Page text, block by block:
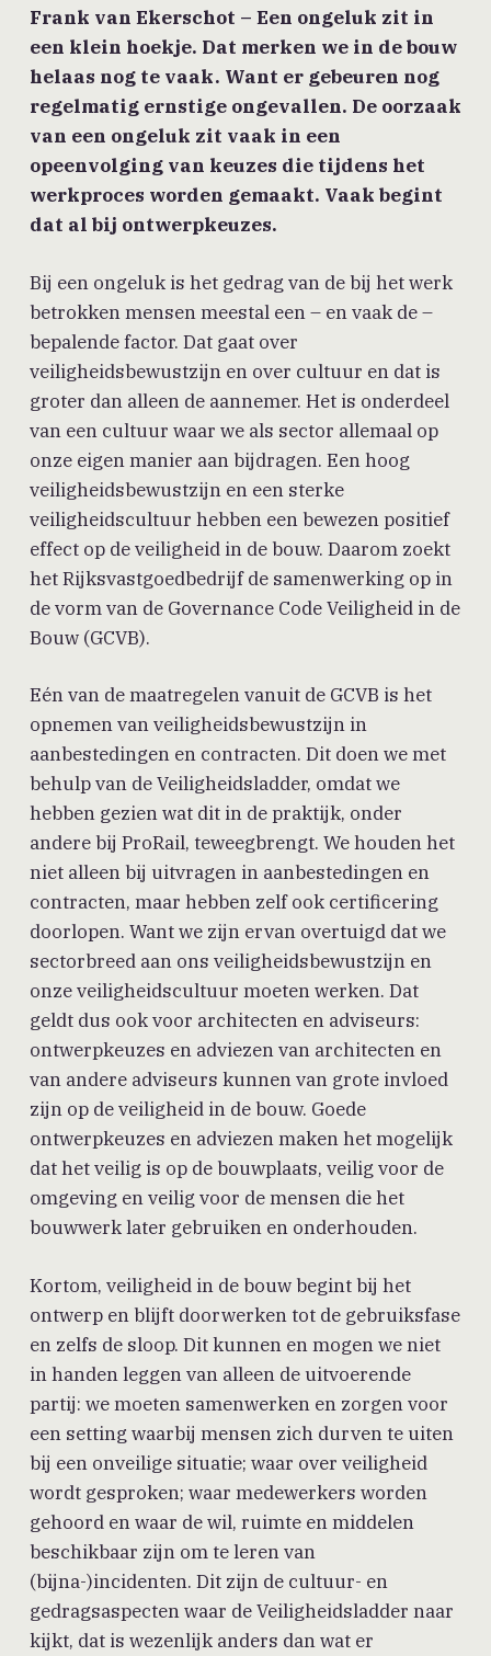
Frank van Ekerschot – Een ongeluk zit in
een klein hoekje. Dat merken we in de bouw
helaas nog te vaak. Want er gebeuren nog
regelmatig ernstige ongevallen. De oorzaak
van een ongeluk zit vaak in een
opeenvolging van keuzes die tijdens het
werkproces worden gemaakt. Vaak begint
dat al bij ontwerpkeuzes.
Bij een ongeluk is het gedrag van de bij het werk
betrokken mensen meestal een – en vaak de –
bepalende factor. Dat gaat over
veiligheidsbewustzijn en over cultuur en dat is
groter dan alleen de aannemer. Het is onderdeel
van een cultuur waar we als sector allemaal op
onze eigen manier aan bijdragen. Een hoog
veiligheidsbewustzijn en een sterke
veiligheidscultuur hebben een bewezen positief
effect op de veiligheid in de bouw. Daarom zoekt
het Rijksvastgoedbedrijf de samenwerking op in
de vorm van de Governance Code Veiligheid in de
Bouw (GCVB).
Eén van de maatregelen vanuit de GCVB is het
opnemen van veiligheidsbewustzijn in
aanbestedingen en contracten. Dit doen we met
behulp van de Veiligheidsladder, omdat we
hebben gezien wat dit in de praktijk, onder
andere bij ProRail, teweegbrengt. We houden het
niet alleen bij uitvragen in aanbestedingen en
contracten, maar hebben zelf ook certificering
doorlopen. Want we zijn ervan overtuigd dat we
sectorbreed aan ons veiligheidsbewustzijn en
onze veiligheidscultuur moeten werken. Dat
geldt dus ook voor architecten en adviseurs:
ontwerpkeuzes en adviezen van architecten en
van andere adviseurs kunnen van grote invloed
zijn op de veiligheid in de bouw. Goede
ontwerpkeuzes en adviezen maken het mogelijk
dat het veilig is op de bouwplaats, veilig voor de
omgeving en veilig voor de mensen die het
bouwwerk later gebruiken en onderhouden.
Kortom, veiligheid in de bouw begint bij het
ontwerp en blijft doorwerken tot de gebruiksfase
en zelfs de sloop. Dit kunnen en mogen we niet
in handen leggen van alleen de uitvoerende
partij: we moeten samenwerken en zorgen voor
een setting waarbij mensen zich durven te uiten
bij een onveilige situatie; waar over veiligheid
wordt gesproken; waar medewerkers worden
gehoord en waar de wil, ruimte en middelen
beschikbaar zijn om te leren van
(bijna-)incidenten. Dit zijn de cultuur- en
gedragsaspecten waar de Veiligheidsladder naar
kijkt, dat is wezenlijk anders dan wat er